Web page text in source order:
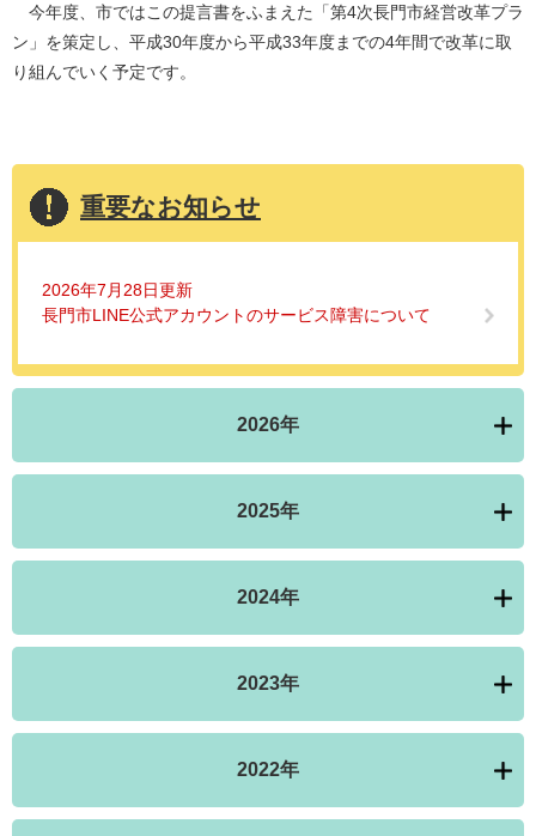
今年度、市ではこの提言書をふまえた「第4次長門市経営改革プラ
ン」を策定し、平成30年度から平成33年度までの4年間で改革に取
り組んでいく予定です。
重要なお知らせ
2026年7月28日更新
長門市LINE公式アカウントのサービス障害について
2026年
2025年
2024年
2023年
2022年